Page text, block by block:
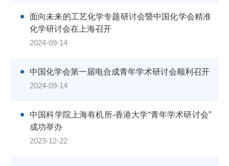
面向未来的工艺化学专题研讨会暨中国化学会精准
化学研讨会在上海召开
2024-09-14
中国化学会第一届电合成青年学术研讨会顺利召开
2024-09-14
中国科学院上海有机所-香港大学“青年学术研讨会”
成功举办
2023-12-22